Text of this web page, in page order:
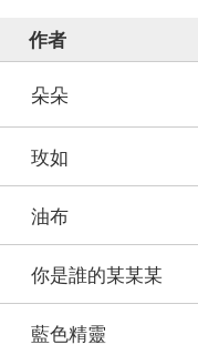
作者
朵朵
玫如
油布
你是誰的某某某
藍色精靈